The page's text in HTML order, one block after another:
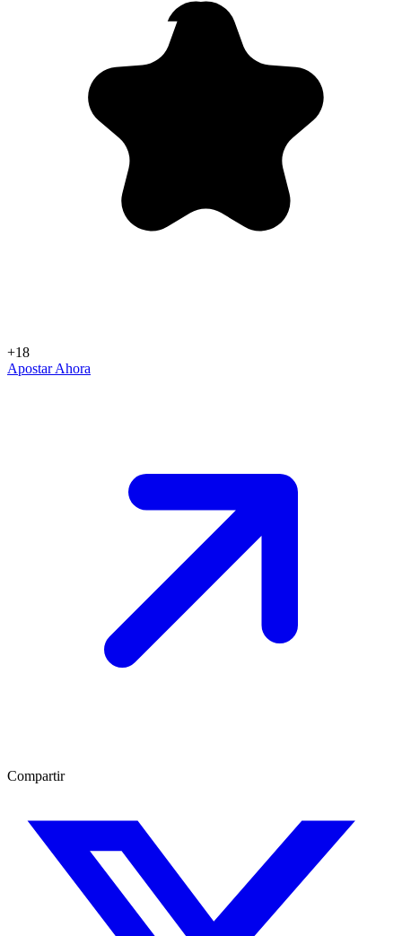
+18
Apostar Ahora
Compartir